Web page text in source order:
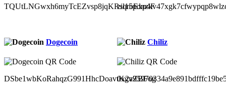
TQUtLNGwxh6myTcEZvsp8jqKRsqroExp4F
Dogecoin
DSbe1wbKoRahqzG991HhcDoavtKgvZBFog
Chiliz